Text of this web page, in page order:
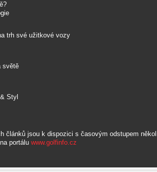
trh své užitkové vozy
světě
Styl
článků jsou k dispozici s časovým odstupem
portálu www.golfinfo.cz